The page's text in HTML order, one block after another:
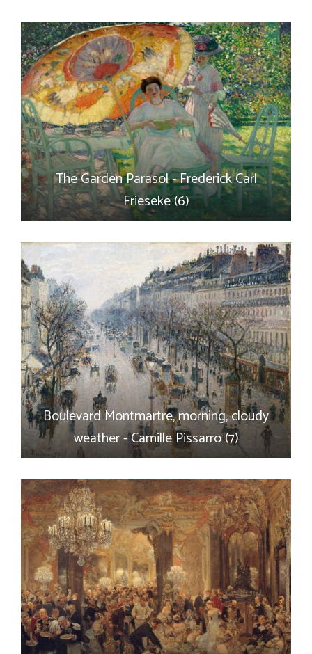
The Garden Parasol - Frederick Carl
Frieseke (6)
Boulevard Montmartre, morning, cloudy
weather - Camille Pissarro (7)